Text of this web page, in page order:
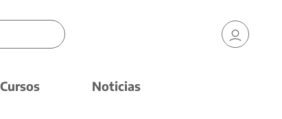
Cursos Noticias